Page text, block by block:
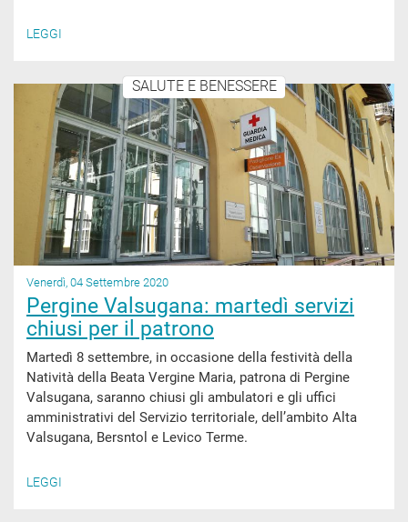
LEGGI
SALUTE E BENESSERE
Venerdì, 04 Settembre 2020
Pergine Valsugana: martedì servizi
chiusi per il patrono
Martedì 8 settembre, in occasione della festività della
Natività della Beata Vergine Maria, patrona di Pergine
Valsugana, saranno chiusi gli ambulatori e gli uffici
amministrativi del Servizio territoriale, dell’ambito Alta
Valsugana, Bersntol e Levico Terme.
LEGGI